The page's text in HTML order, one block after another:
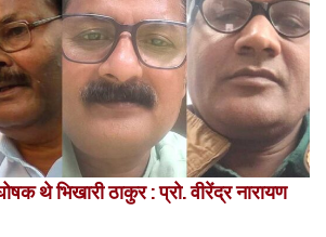
थे भिखारी ठाकुर : प्रो. वीरेंद्र नारायण